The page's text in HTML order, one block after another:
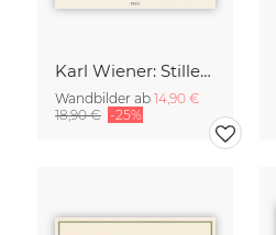
Karl Wiener: Stilleben II
Wandbilder ab 14,90 €
18,90 € -25%